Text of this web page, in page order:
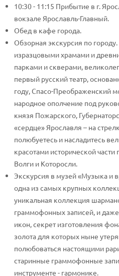
10:30 - 11:15 Прибытие в г.
вокзале Ярославль-Главный.
Обед в кафе города.
Обзорная экскурсия по
изразцовыми храмами и
парками и скверами,
первый русский театр,
году, Спасо-Преображенский
народное ополчение под
князя Пожарского,
«сердце» Ярославля – на
полюбуетесь и насладитесь
красотами исторической
Волги и Которосли.
Экскурсия в музей «Музыка и
одна из самых крупных
уникальная коллекция
граммофонных записей, и
икон, секрет изготовления
золота для которых ныне
полюбоваться настоящими
старинные граммофонные
инструменте - гармонике.